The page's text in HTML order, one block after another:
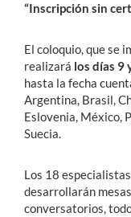
“Inscripción sin
El coloquio, que se
realizará los días 9
hasta la fecha
Argentina, Brasil,
Eslovenia, México,
Suecia.
Los 18
desarrollarán
conversatorios,